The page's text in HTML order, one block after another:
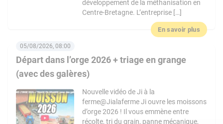
développement de la méthanisation en
Centre-Bretagne. L’entreprise […]
En savoir plus
Départ dans l’orge 2026 + triage en grange
(avec des galères)
05/08/2026, 08:00
Nouvelle vidéo de Ji à la
ferme@Jialaferme Ji ouvre les moissons
d’orge 2026 ! Il vous emmène entre
récolte, tri du grain, panne mécanique,